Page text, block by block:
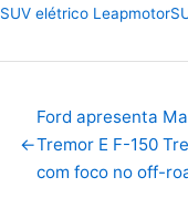
SUV elétrico Leapmotor
←
Ford apresenta
Tremor E F-150
com foco no off-